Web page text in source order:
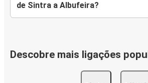
de Sintra a Albufeira?
Descobre mais ligações